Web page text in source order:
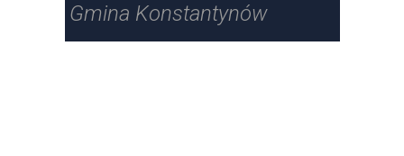
Gmina Konstantynów